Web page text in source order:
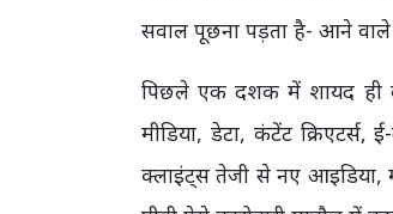
सवाल पूछना पड़ता है- आने
पिछले एक दशक में शायद ही
मीडिया, डेटा, कंटेंट
क्लाइंट्स तेजी से नए